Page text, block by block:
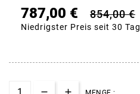
787,00 € 854,00 €
Niedrigster Preis seit 30